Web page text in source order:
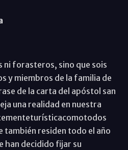
ni forasteros, sino que sois
y miembros de la familia de
de la carta del apóstol san
una realidad en nuestra
también residen todo el año
han decidido fijar su